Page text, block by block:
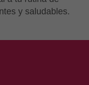
y saludables.